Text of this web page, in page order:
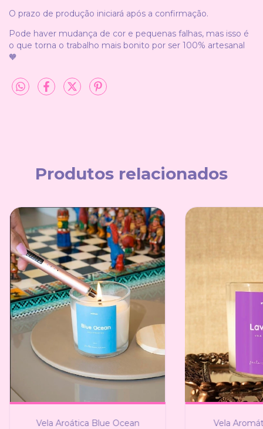
O prazo de produção iniciará após a confirmação.
Pode haver mudança de cor e pequenas falhas, mas isso é
o que torna o trabalho mais bonito por ser 100% artesanal
🧡
Produtos relacionados
Vela Aroática Blue Ocean Vela